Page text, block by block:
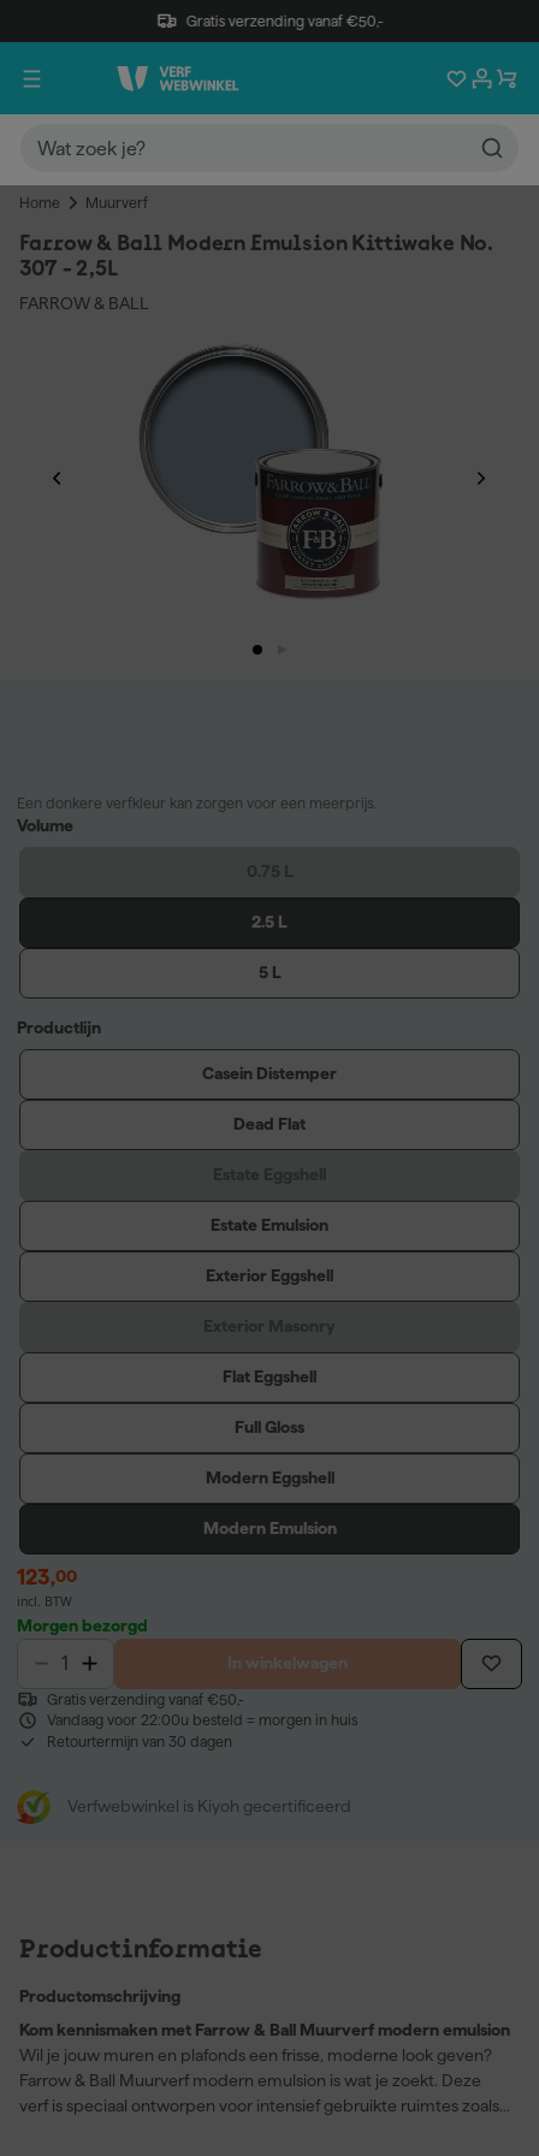
Gratis verzending vanaf €50,-
Home Muurverf
Farrow & Ball Modern Emulsion Kittiwake No.
307 - 2,5L
FARROW & BALL
Een donkere verfkleur kan zorgen voor een meerprijs.
Volume
2.5 L
5 L
Productlijn
Casein Distemper
Dead Flat
Estate Emulsion
Exterior Eggshell
Flat Eggshell
Full Gloss
Modern Eggshell
Modern Emulsion
123,00
incl. BTW
Morgen bezorgd
In winkelwagen
Gratis verzending vanaf €50,-
Vandaag voor 22:00u besteld = morgen in huis
Retourtermijn van 30 dagen
Verfwebwinkel is Kiyoh gecertificeerd
Productinformatie
Productomschrijving
Kom kennismaken met Farrow & Ball Muurverf modern emulsion
Wil je jouw muren en plafonds een frisse, moderne look geven?
Farrow & Ball Muurverf modern emulsion is wat je zoekt. Deze
verf is speciaal ontworpen voor intensief gebruikte ruimtes zoals